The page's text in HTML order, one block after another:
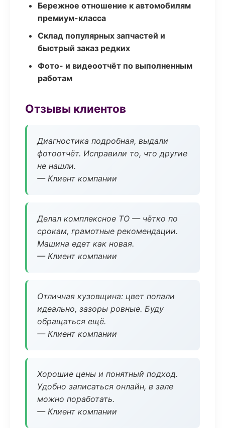
Бережное отношение к автомобилям
премиум-класса
Склад популярных запчастей и
быстрый заказ редких
Фото- и видеоотчёт по выполненным
работам
Отзывы клиентов
Диагностика подробная, выдали
фотоотчёт. Исправили то, что другие
не нашли.
— Клиент компании
Делал комплексное ТО — чётко по
срокам, грамотные рекомендации.
Машина едет как новая.
— Клиент компании
Отличная кузовщина: цвет попали
идеально, зазоры ровные. Буду
обращаться ещё.
— Клиент компании
Хорошие цены и понятный подход.
Удобно записаться онлайн, в зале
можно поработать.
— Клиент компании